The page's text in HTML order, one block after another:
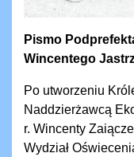
Pismo
Wincentego
Po utworzeniu
Naddzierżawcą
r. Wincenty
Wydział